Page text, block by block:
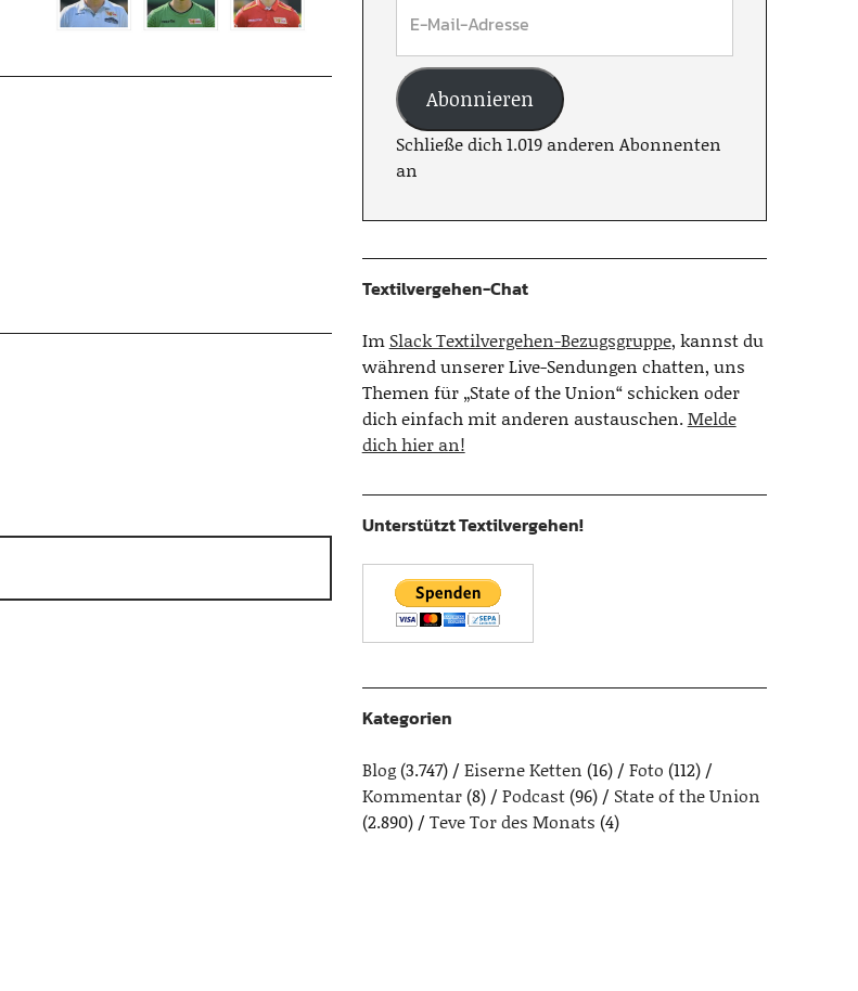
Abonnieren
Schließe dich 1.019 anderen Abonnenten
an
Textilvergehen-Chat
Im Slack Textilvergehen-Bezugsgruppe, kannst du
während unserer Live-Sendungen chatten, uns
Themen für „State of the Union“ schicken oder
dich einfach mit anderen austauschen.Melde
dich hier an!
Unterstützt Textilvergehen!
Kategorien
Blog(3.747) Eiserne Ketten (16) Foto (112)
Kommentar(8) Podcast(96)
State of the Union
(2.890)
Teve Tor des Monats (4)